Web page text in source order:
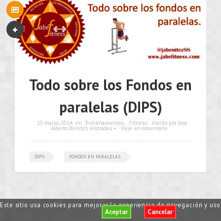
Todo sobre los Fondos en
paralelas (DIPS)
15 marzo, 2014 en Entrenamientos Fitness escrito por Jose
Alberto Benítez Andrades • Deje un comentario
DIPS FONDOS EN PARALELAS
Este sitio usa cookies para mejorar la experiencia de navegación y
Aceptar Cancelar